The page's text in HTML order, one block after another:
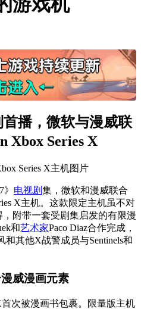
游戏机
播，微软与漫威联
Xbox Series X
电视剧集，微软和漫威联合
X主机。这款限定主机虽不对
附带一套受剧集启发的有限漫
和艺术家Paco Diaz合作完成，
和其他X战警成员与Sentinels和
威漫画元素
次被漫画书包裹。限量版主机